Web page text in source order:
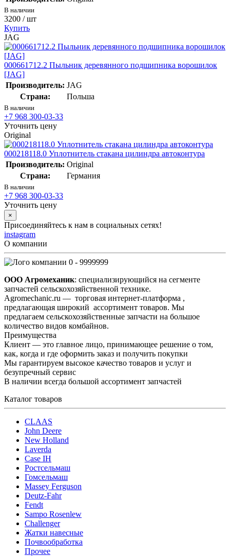
В наличии
3200 / шт
Купить
JAG
000661712.2 Пыльник деревянного подшипника ворошилок
[JAG]
Производитель: JAG
Страна:
Польша
В наличии
+7 968 300-03-33
Уточнить цену
Original
000218118.0 Уплотнитель стакана цилиндра автоконтура
Производитель: Original
Страна:
Германия
В наличии
+7 968 300-03-33
Уточнить цену
×
Присоединяйтесь к нам в социальных сетях!
instagram
О компании
0 - 9999999
ООО Агромеханик: специализирующийся на сегменте
запчастей сельскохозяйственной технике.
Agromechanic.ru — торговая интернет-платформа ,
предлагающая широкий ассортимент товаров. Мы
предлагаем сельскохозяйственные запчасти на большое
количество видов комбайнов.
Преимущества
Клиент — это главное лицо, принимающее решение о том,
как, когда и где оформить заказ и получить покупки
Мы гарантируем высокое качество товаров и услуг и
безупречный сервис
В наличии всегда большой ассортимент запчастей
Каталог товаров
CLAAS
John Deere
New Holland
Laverda
Case IH
Ростсельмаш
Гомсельмаш
Massey Ferguson
Deutz-Fahr
Fendt
Sampo Rosenlew
Challenger
Жатки навесные
Почвообработка
Прочее